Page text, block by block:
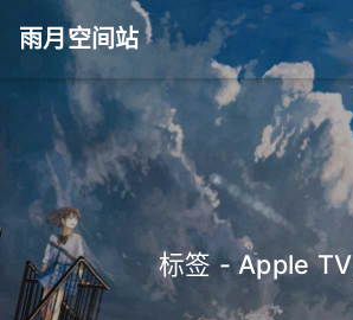
雨月空间站
标签 - Apple TV